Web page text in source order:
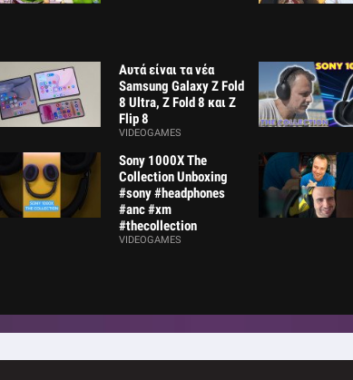
Αυτά είναι τα νέα
Samsung Galaxy Z Fold
8 Ultra, Z Fold 8 και Z
Flip 8
VIDEOGAMES
Sony 1000X The
Collection Unboxing
#sony #headphones
#anc #xm
#thecollection
VIDEOGAMES
MSI Prestige 16 Ai+
ελαφρύ, αυτονομία και
Gametech
VIDEOGAMES